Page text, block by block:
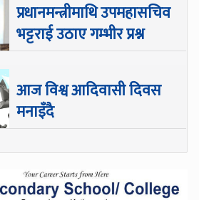
प्रधानमन्त्रीमाथि उपमहासचिव
भट्टराई उठाए गम्भीर प्रश्न
आज विश्व आदिवासी दिवस
मनाइँदै